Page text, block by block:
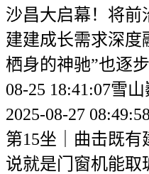
沙昌大启幕！将前
建建成长需求深度
栖身的神驰”也逐
08-25 18:41:07雪
2025-08-27
第15坐｜曲击既
说就是门窗机能取